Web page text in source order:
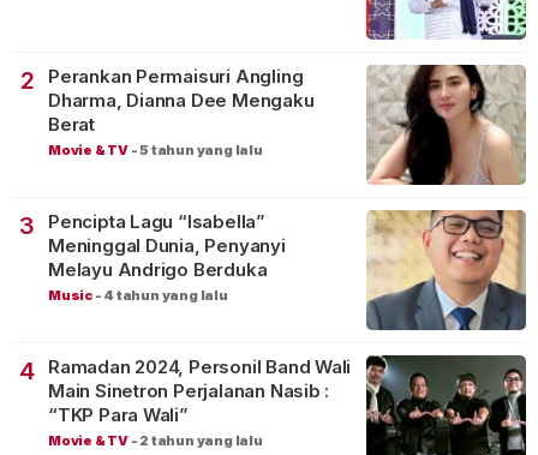
2
Perankan Permaisuri Angling
Dharma, Dianna Dee Mengaku
Berat
Movie & TV -5 tahun yang lalu
3
Pencipta Lagu “Isabella”
Meninggal Dunia, Penyanyi
Melayu Andrigo Berduka
Music - 4 tahun yang lalu
4
Ramadan 2024, Personil Band Wali
Main Sinetron Perjalanan Nasib :
“TKP Para Wali”
Movie & TV - 2 tahun yang lalu